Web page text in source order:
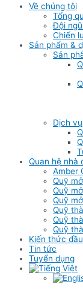
Về chúng tôi
Tổng
Đội
Chiến
Sản phẩm &
Sản
Dịch vụ
Quan hệ nhà
Amber
Quỹ
Quỹ
Quỹ
Quỹ
Quỹ
Quỹ
Kiến thức
Tin tức
Tuyển dụng